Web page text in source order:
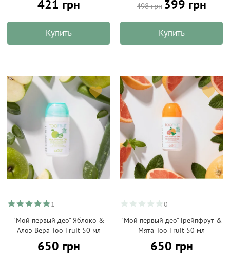
421 грн
Купить
498 грн 399 грн
Купить
1
"Мой первый део" Яблоко &
Алоэ Вера Too Fruit 50 мл
650 грн
0
"Мой первый део" Грейпфрут &
Мята Too Fruit 50 мл
650 грн